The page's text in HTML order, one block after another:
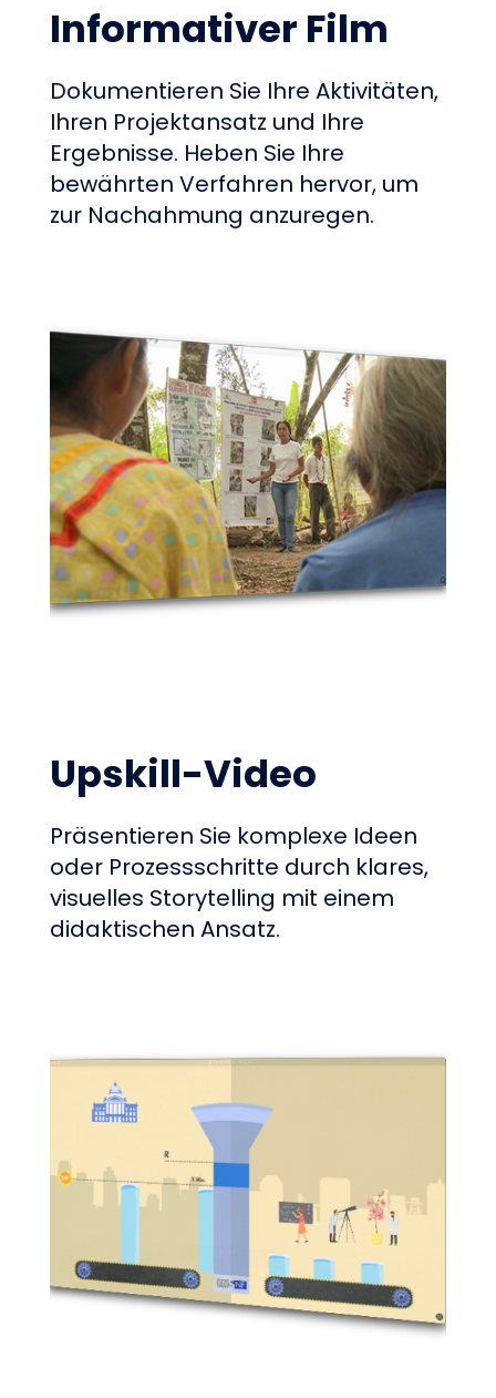
Informativer Film
Dokumentieren Sie Ihre Aktivitäten,
Ihren Projektansatz und Ihre
Ergebnisse. Heben Sie Ihre
bewährten Verfahren hervor, um
zur Nachahmung anzuregen.
Upskill-Video
Präsentieren Sie komplexe Ideen
oder Prozessschritte durch klares,
visuelles Storytelling mit einem
didaktischen Ansatz.